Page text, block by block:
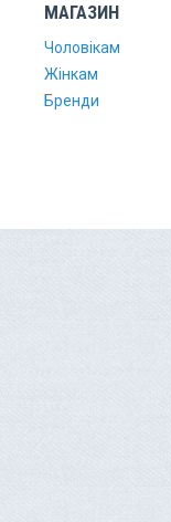
МАГАЗИН
Чоловікам
Жінкам
Бренди